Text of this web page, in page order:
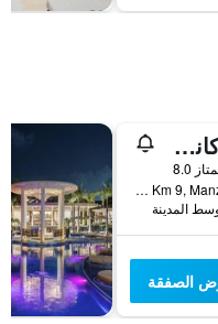
هوتل ريو كانكون - لدالتس ٔونلي -سشامامل جميع الخدمات
8.0
Blvd Kukulcan, Km 9, Manzana 50, Lote 5, كانكون, ولاية كينتانا رو, المكسيك
الصفقة